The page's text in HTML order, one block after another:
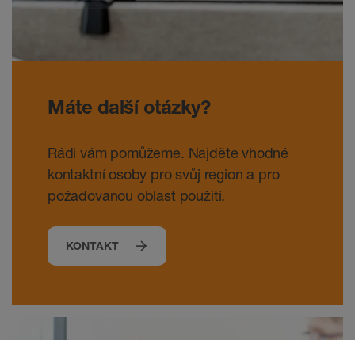
Máte další otázky?
Rádi vám pomůžeme. Najděte vhodné
kontaktní osoby pro svůj region a pro
požadovanou oblast použití.
KONTAKT